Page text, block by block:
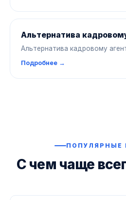
Альтернатива
Альтернатива кадровому
Подробнее →
ПОПУЛЯРНЫЕ
С чем чаще